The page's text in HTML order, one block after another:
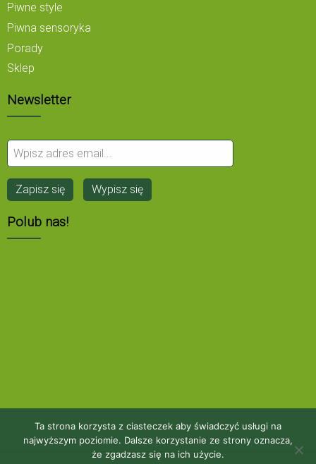
Piwne style
Piwna sensoryka
Porady
Sklep
Newsletter
Polub nas!
Ta strona korzysta z ciasteczek aby świadczyć usługi na
najwyższym poziomie. Dalsze korzystanie ze strony oznacza,
że zgadzasz się na ich użycie.